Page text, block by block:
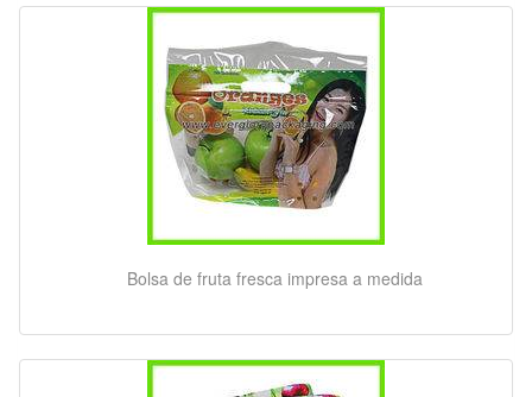
Bolsa de fruta fresca impresa a medida